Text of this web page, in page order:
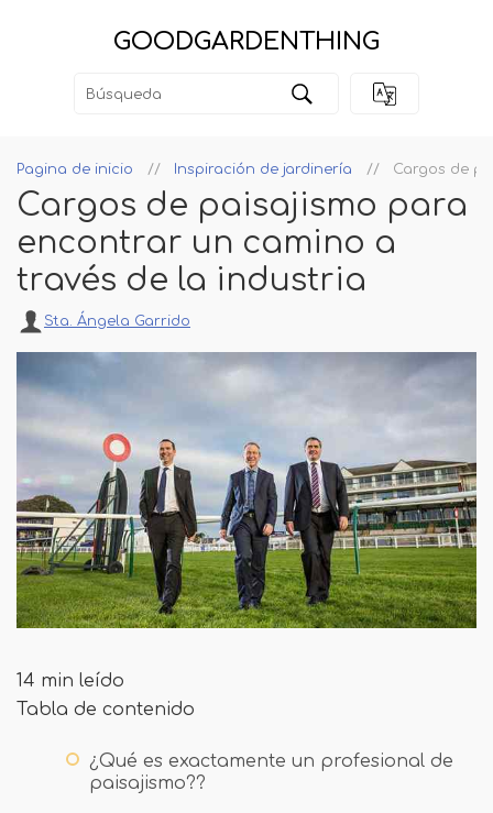
GOODGARDENTHING
Pagina de inicio Inspiración de jardinería Cargos de
Cargos de paisajismo para
encontrar un camino a
través de la industria
Sta. Ángela Garrido
14 min leído
Tabla de contenido
¿Qué es exactamente un profesional de
paisajismo??